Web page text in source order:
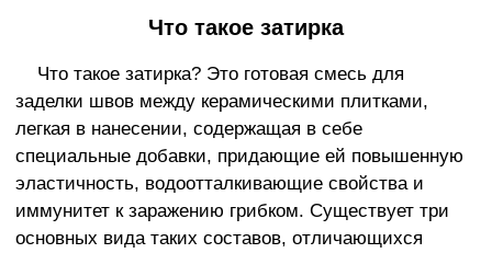
Что такое затирка
Что такое затирка? Это готовая смесь для
заделки швов между керамическими плитками,
легкая в нанесении, содержащая в себе
специальные добавки, придающие ей повышенную
эластичность, водоотталкивающие свойства и
иммунитет к заражению грибком. Существует три
основных вида таких составов, отличающихся